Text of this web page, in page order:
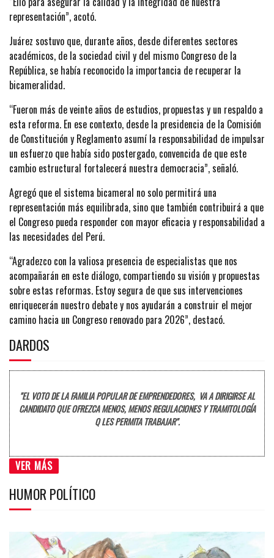
representación”, acotó.
Juárez sostuvo que, durante años, desde diferentes sectores
académicos, de la sociedad civil y del mismo Congreso de la
República, se había reconocido la importancia de recuperar la
bicameralidad.
“Fueron más de veinte años de estudios, propuestas y un respaldo a
esta reforma. En ese contexto, desde la presidencia de la Comisión
de Constitución y Reglamento asumí la responsabilidad de impulsar
un esfuerzo que había sido postergado, convencida de que este
cambio estructural fortalecerá nuestra democracia”, señaló.
Agregó que el sistema bicameral no solo permitirá una
representación más equilibrada, sino que también contribuirá a que
el Congreso pueda responder con mayor eficacia y responsabilidad a
las necesidades del Perú.
“Agradezco con la valiosa presencia de especialistas que nos
acompañarán en este diálogo, compartiendo su visión y propuestas
sobre estas reformas. Estoy segura de que sus intervenciones
enriquecerán nuestro debate y nos ayudarán a construir el mejor
camino hacia un Congreso renovado para 2026”, destacó.
DARDOS
"EL VOTO DE LA FAMILIA POPULAR DE EMPRENDEDORES, VA A DIRIGIRSE AL
CANDIDATO QUE OFREZCA MENOS, MENOS REGULACIONES Y TRAMITOLOGÍA
Q LES PERMITA TRABAJAR".
VER MÁS
HUMOR POLÍTICO